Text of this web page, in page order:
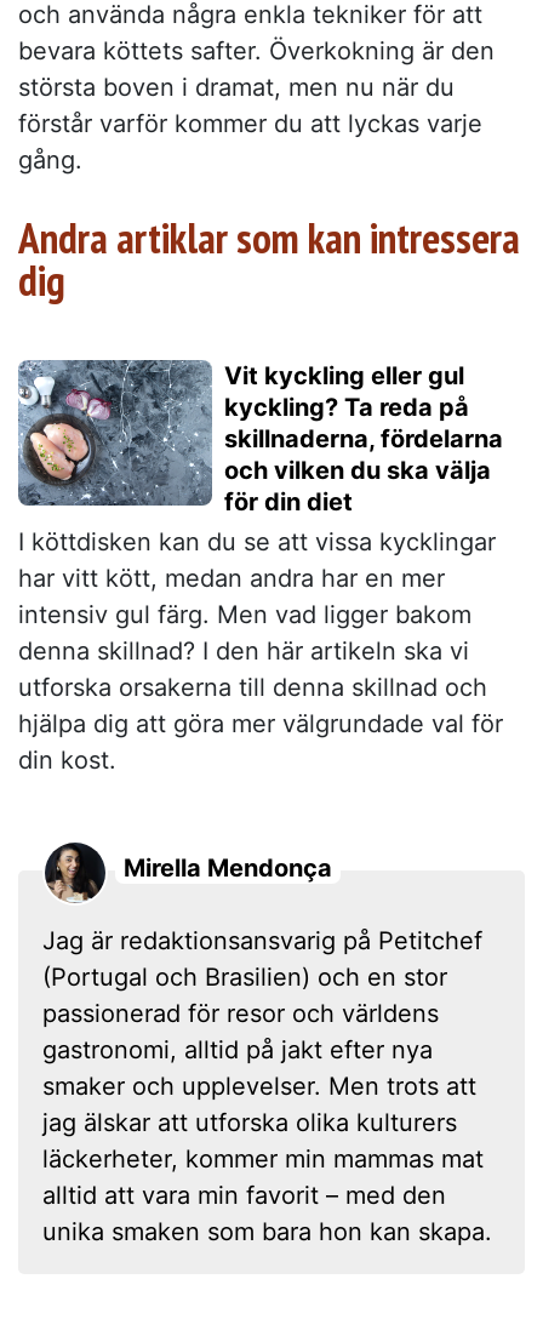
och använda några enkla tekniker för att
bevara köttets safter. Överkokning är den
största boven i dramat, men nu när du
förstår varför kommer du att lyckas varje
gång.
Andra artiklar som kan intressera
dig
Vit kyckling eller gul
kyckling? Ta reda på
skillnaderna, fördelarna
och vilken du ska välja
för din diet
I köttdisken kan du se att vissa kycklingar
har vitt kött, medan andra har en mer
intensiv gul färg. Men vad ligger bakom
denna skillnad? I den här artikeln ska vi
utforska orsakerna till denna skillnad och
hjälpa dig att göra mer välgrundade val för
din kost.
Mirella Mendonça
Jag är redaktionsansvarig på Petitchef
(Portugal och Brasilien) och en stor
passionerad för resor och världens
gastronomi, alltid på jakt efter nya
smaker och upplevelser. Men trots att
jag älskar att utforska olika kulturers
läckerheter, kommer min mammas mat
alltid att vara min favorit – med den
unika smaken som bara hon kan skapa.